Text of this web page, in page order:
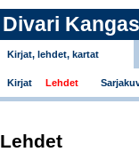
Divari Kangas
Kirjat, lehdet, kartat
Kirjat Lehdet
Lehdet